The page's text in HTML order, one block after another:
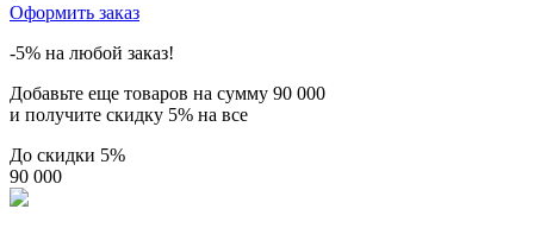
Оформить заказ
-5% на любой заказ!
Добавьте еще товаров на сумму 90 000
и получите скидку 5% на все
До скидки 5%
90 000